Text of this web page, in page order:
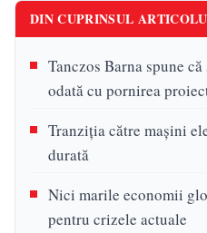
DIN CUPRINSUL
Tanczos Barna spune
odată cu pornirea
Tranziția către maşini
durată
Nici marile economii
pentru crizele actuale